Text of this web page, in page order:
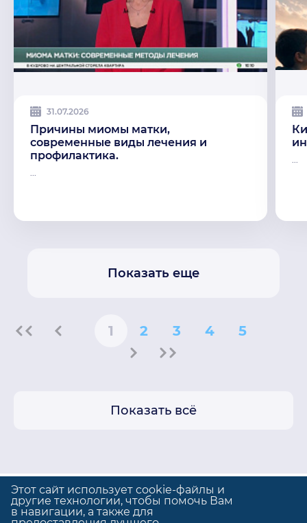
31.07.2026
Причины миомы матки,
современные виды лечения и
профилактика.
Показать еще
1 2 3 4 5
Показать всё
Этот сайт использует cookie-файлы и
другие технологии, чтобы помочь Вам
в навигации, а также для